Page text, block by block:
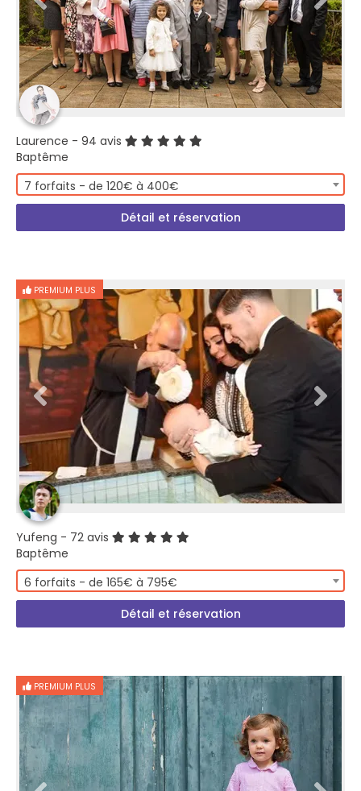
Laurence - 94 avis
Baptême
7 forfaits - de 120€ à 400€
Détail et réservation
PREMIUM PLUS
Yufeng - 72 avis
Baptême
6 forfaits - de 165€ à 795€
Détail et réservation
PREMIUM PLUS